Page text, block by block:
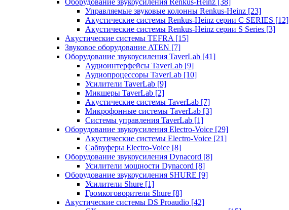
Оборудование звукоусиления Renkus-Heinz [38]
Управляемые звуковые колонны Renkus-Heinz [23]
Акустические системы Renkus-Heinz серии C SERIES [12]
Акустические системы Renkus-Heinz серии S Series [3]
Акустические системы TEFRA [15]
Звуковое оборудование ATEN [7]
Оборудование звукоусиления TaverLab [41]
Аудиоинтерфейсы TaverLab [9]
Аудиопроцессоры TaverLab [10]
Усилители TaverLab [9]
Микшеры TaverLab [2]
Акустические системы TaverLab [7]
Микрофонные системы TaverLab [3]
Системы управления TaverLab [1]
Оборудование звукоусиления Electro-Voice [29]
Акустические системы Electro-Voice [21]
Сабвуферы Electro-Voice [8]
Оборудование звукоусиления Dynacord [8]
Усилители мощности Dynacord [8]
Оборудование звукоусиления SHURE [9]
Усилители Shure [1]
Громкоговорители Shure [8]
Акустические системы DS Proaudio [42]